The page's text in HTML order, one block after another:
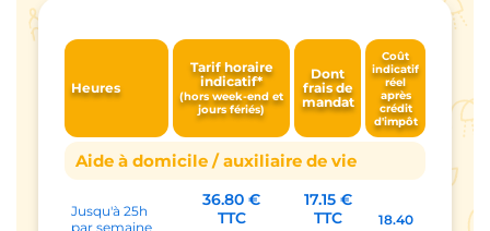
Heures
Tarif horaire
indicatif*
(hors week-end et
jours fériés)
Dont
frais de
mandat
Coût
indicatif
réel
après
crédit
d'impôt
Aide à domicile / auxiliaire de vie
Jusqu'à 25h
par semaine
36.80 €
TTC
17.15 €
TTC
18.40